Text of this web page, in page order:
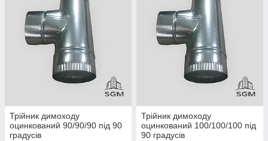
Трійник димоходу
оцинкований 90/90/90 під 90
градусів
Трійник димоходу
оцинкований 100/100/100 під
90 градусів